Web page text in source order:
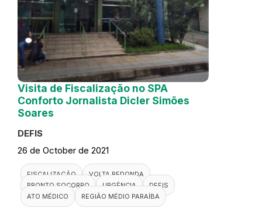
Visita de Fiscalização no SPA
Conforto Jornalista Dicler Simões
Soares
DEFIS
26 de October de 2021
FISCALIZAÇÃO
VOLTA REDONDA
PRONTO SOCORRO
URGÊNCIA
DEFIS
ATO MÉDICO
REGIÃO MÉDIO PARAÍBA